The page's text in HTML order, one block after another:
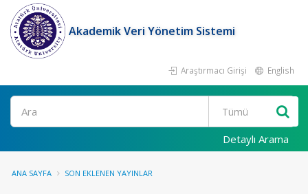
Akademik Veri Yönetim Sistemi
Araştırmacı Girişi English
Ara
Detaylı Arama
ANA SAYFA SON EKLENEN YAYINLAR